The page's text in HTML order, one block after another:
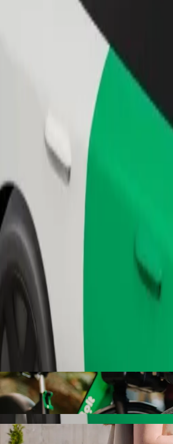
a sua frota de estafetas
dinheiro a entregar
Adicione um restaurante ou
Chegue a mais clientes e
Lodge
Thavhani Mall—Maungani Lodge? Explora os
de distância!
dia a dia.
bicicleta elétrica
Lodge nos TVDE da